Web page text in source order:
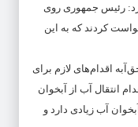
رئیس جمهوری روی
کردند که به این
اقدام‌های لازم برای
انتقال آب از آبخوان
آب زیادی دارد و